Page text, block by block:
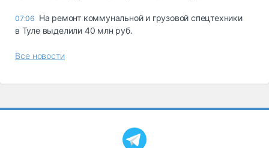
07:06 На ремонт коммунальной и грузовой спецтехники
в Туле выделили 40 млн руб.
Все новости